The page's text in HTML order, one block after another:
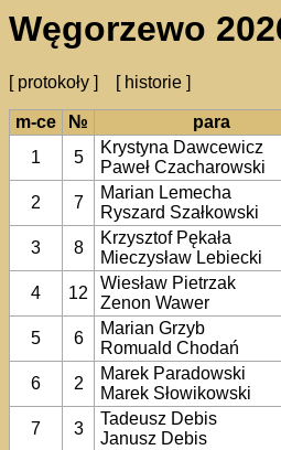
Węgorzewo
[ protokoły ] [ historie ]
m-ce № para
1
5
Krystyna Dawcewicz
Paweł Czacharowski
2
7
Marian Lemecha
Ryszard Szałkowski
3
8
Krzysztof Pękała
Mieczysław Lebiecki
4
12
Wiesław Pietrzak
Zenon Wawer
5
6
Marian Grzyb
Romuald Chodań
6
2
Marek Paradowski
Marek Słowikowski
7
3
Tadeusz Debis
Janusz Debis